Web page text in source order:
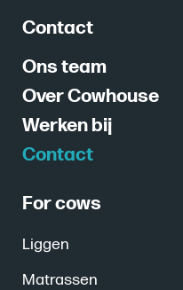
Contact
Ons team
Over Cowhouse
Werken bij
Contact
For cows
Liggen
Matrassen